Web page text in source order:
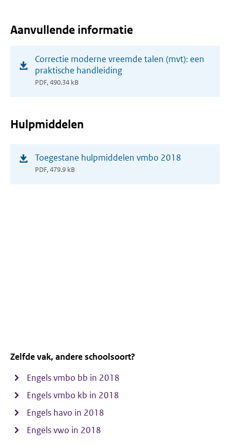
Zelfde vak, andere schoolsoort?
Engels vmbo bb in 2018
Engels vmbo kb in 2018
Engels havo in 2018
Engels vwo in 2018
Aanvullende informatie
Correctie moderne vreemde talen (mvt): een
praktische handleiding
PDF, 490.34 kB
Hulpmiddelen
Toegestane hulpmiddelen vmbo 2018
PDF, 479.9 kB